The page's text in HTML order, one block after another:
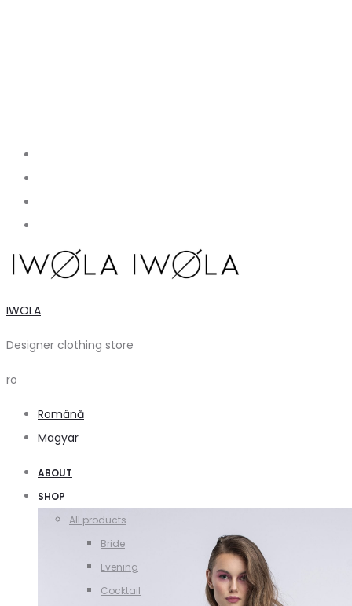
IWOLA
Designer clothing store
ro
Română
Magyar
ABOUT
SHOP
All products
Bride
Evening
Cocktail